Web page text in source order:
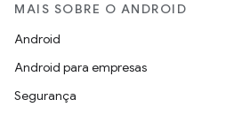
MAIS SOBRE O ANDROID
Android
Android para empresas
Segurança